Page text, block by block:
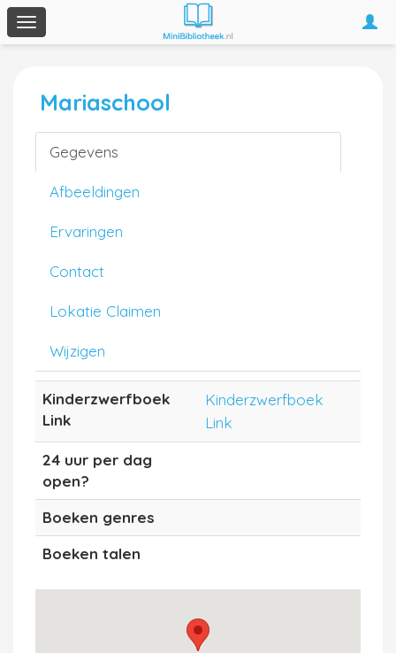
Toggle
navigation
Mariaschool
Gegevens
Afbeeldingen
Ervaringen
Contact
Lokatie Claimen
Wijzigen
Kinderzwerfboek
Link
Kinderzwerfboek
Link
24 uur per dag
open?
Boeken genres
Boeken talen